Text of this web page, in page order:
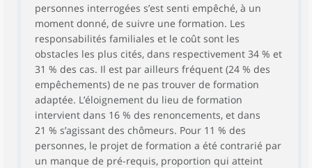
personnes interrogées s’est senti empêché, à un
moment donné, de suivre une formation. Les
responsabilités familiales et le coût sont les
obstacles les plus cités, dans respectivement 34 % et
31 % des cas. Il est par ailleurs fréquent (24 % des
empêchements) de ne pas trouver de formation
adaptée. L’éloignement du lieu de formation
intervient dans 16 % des renoncements, et dans
21 % s’agissant des chômeurs. Pour 11 % des
personnes, le projet de formation a été contrarié par
un manque de pré-requis, proportion qui atteint